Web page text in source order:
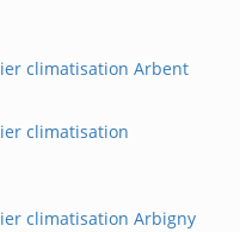
climatisation Arbent
climatisation
climatisation Arbigny